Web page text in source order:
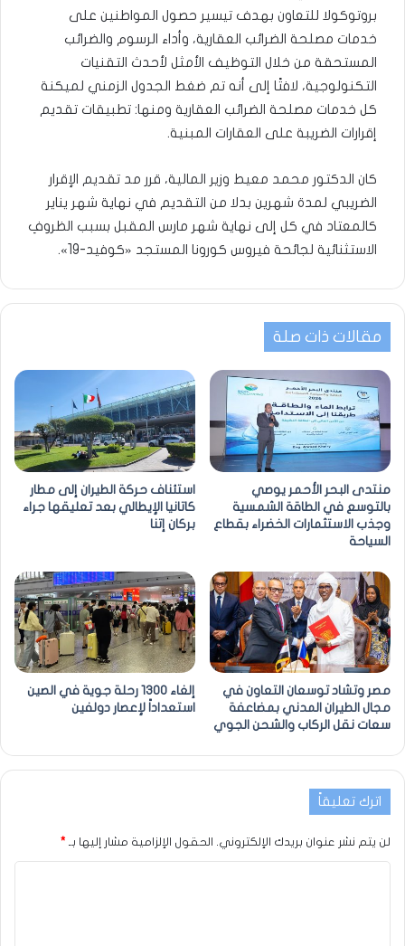
بروتوكولا للتعاون بهدف تيسير حصول المواطنين على
خدمات مصلحة الضرائب العقارية، وأداء الرسوم والضرائب
المستحقة من خلال التوظيف الأمثل لأحدث التقنيات
التكنولوجية، لافتًا إلى أنه تم ضغط الجدول الزمني لميكنة
كل خدمات مصلحة الضرائب العقارية ومنها: تطبيقات تقديم
إقرارات الضريبة على العقارات المبنية.
كان الدكتور محمد معيط وزير المالية، قرر مد تقديم الإقرار
الضريبي لمدة شهرين بدلا من التقديم في نهاية شهر يناير
كالمعتاد في كل إلى نهاية شهر مارس المقبل بسبب الظروفِ
الاستثنائية لجائحة فيروس كورونا المستجد «كوفيد-19».
مقالات ذات صلة
منتدى البحر الأحمر يوصي
بالتوسع في الطاقة الشمسية
وجذب الاستثمارات الخضراء بقطاع
السياحة
استئناف حركة الطيران إلى مطار
كاتانيا الإيطالي بعد تعليقها جراء
بركان إتنا
مصر وتشاد توسعان التعاون في
مجال الطيران المدني بمضاعفة
سعات نقل الركاب والشحن الجوي
إلغاء 1300 رحلة جوية في الصين
استعداداً لإعصار دولفين
اترك تعليقاً
لن يتم نشر عنوان بريدك الإلكتروني. الحقول الإلزامية مشار إليها بـ *